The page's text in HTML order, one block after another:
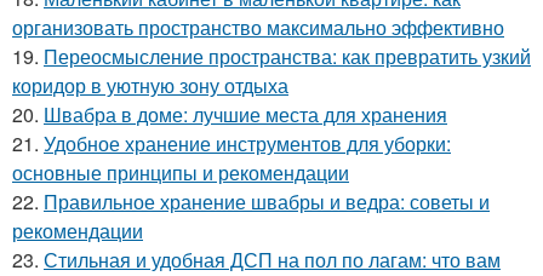
организовать пространство максимально эффективно
19. Переосмысление пространства: как превратить узкий
коридор в уютную зону отдыха
20. Швабра в доме: лучшие места для хранения
21. Удобное хранение инструментов для уборки:
основные принципы и рекомендации
22. Правильное хранение швабры и ведра: советы и
рекомендации
23. Стильная и удобная ДСП на пол по лагам: что вам